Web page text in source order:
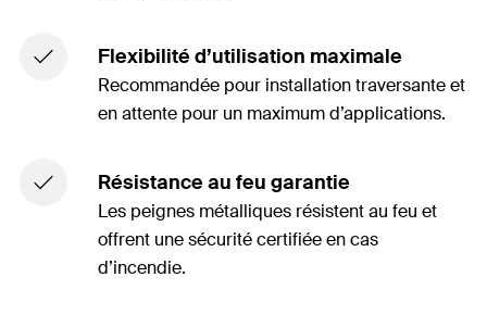
Flexibilité d’utilisation maximale
Recommandée pour installation traversante et
en attente pour un maximum d’applications.
Résistance au feu garantie
Les peignes métalliques résistent au feu et
offrent une sécurité certifiée en cas
d’incendie.